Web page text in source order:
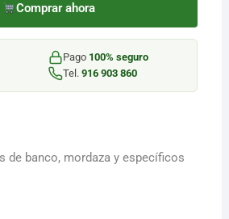
Comprar ahora
Pago 100% seguro
Tel. 916 903 860
de banco, mordaza y específicos